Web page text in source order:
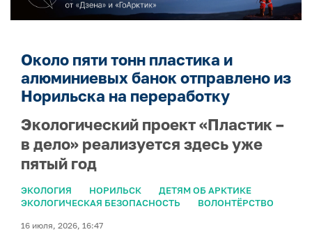
Около пяти тонн пластика и
алюминиевых банок отправлено из
Норильска на переработку
Экологический проект «Пластик –
в дело» реализуется здесь уже
пятый год
ЭКОЛОГИЯ НОРИЛЬСК
ДЕТЯМ ОБ АРКТИКЕ
ЭКОЛОГИЧЕСКАЯ БЕЗОПАСНОСТЬ
ВОЛОНТЁРСТВО
16 июля, 2026, 16:47